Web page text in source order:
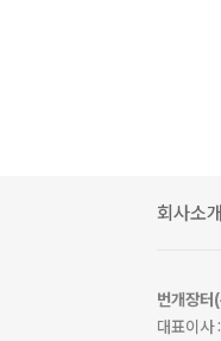
회사소개
번개장터
대표이사